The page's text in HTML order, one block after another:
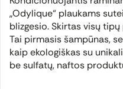
„Odylique“ plaukams
blizgesio. Skirtas visų tipų
Tai pirmasis šampūnas,
kaip ekologiškas su
be sulfatų, naftos